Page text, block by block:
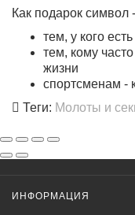
Как подарок символ
тем, у кого
тем, кому
жизни
спортсменам -
Теги: Молоты и
ИНФОРМАЦИЯ